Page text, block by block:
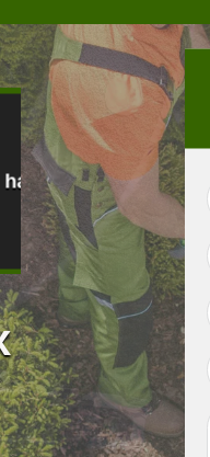
Tonte et réfection
de pelouse 19